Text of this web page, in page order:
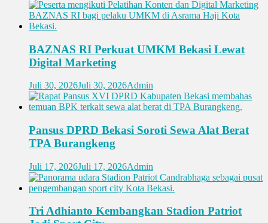
BAZNAS RI Perkuat UMKM Bekasi Lewat
Digital Marketing
Juli 30, 2026Juli 30, 2026Admin
Pansus DPRD Bekasi Soroti Sewa Alat Berat
TPA Burangkeng
Juli 17, 2026Juli 17, 2026Admin
Tri Adhianto Kembangkan Stadion Patriot